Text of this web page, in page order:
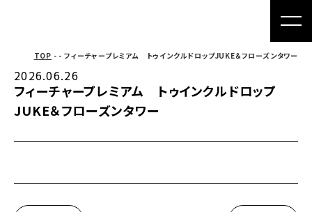
TOP - - フィーチャープレミアム トゥインクルドロップJUKE＆フローズンタワー
2026.06.26
フィーチャープレミアム トゥインクルドロップ
JUKE＆フローズンタワー